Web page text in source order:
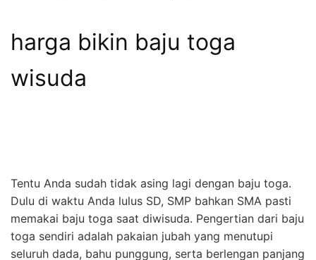
harga bikin baju toga
wisuda
Tentu Anda sudah tidak asing lagi dengan baju toga.
Dulu di waktu Anda lulus SD, SMP bahkan SMA pasti
memakai baju toga saat diwisuda. Pengertian dari baju
toga sendiri adalah pakaian jubah yang menutupi
seluruh dada, bahu punggung, serta berlengan panjang